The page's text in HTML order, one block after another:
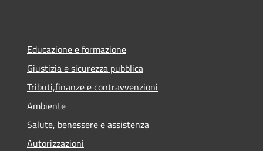
Educazione e formazione
Giustizia e sicurezza pubblica
Tributi,finanze e contravvenzioni
Ambiente
Salute, benessere e assistenza
Autorizzazioni